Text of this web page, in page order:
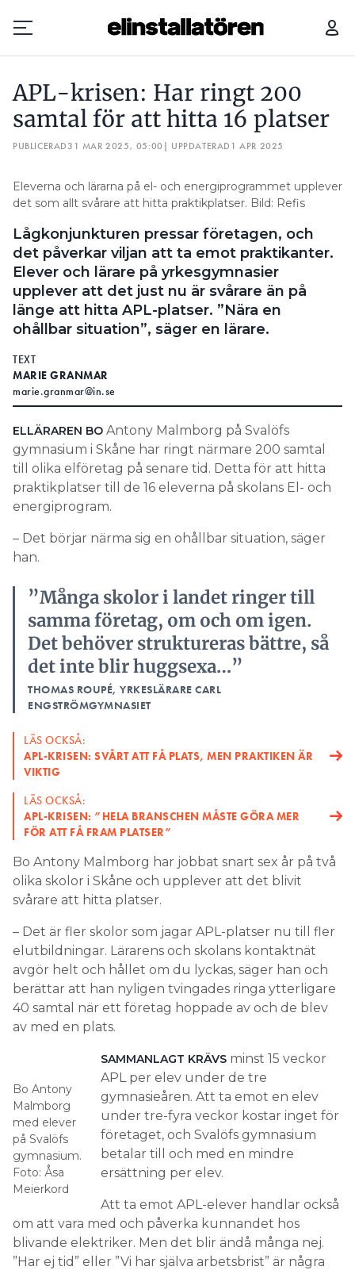
Prenumerera
Hantera prenumeration
Lediga jobb
Annonsera
Läs E-tidningen
Om tidningen
Kontakt
Search for:
SEARCH
APL-krisen: Har ringt 200
samtal för att hitta 16 platser
PUBLICERAD31 MAR 2025, 05:00 | UPPDATERAD 1 APR 2025
Eleverna och lärarna på el- och energiprogrammet upplever
det som allt svårare att hitta praktikplatser. Bild: Refis
Lågkonjunkturen pressar företagen, och
det påverkar viljan att ta emot praktikanter.
Elever och lärare på yrkesgymnasier
upplever att det just nu är svårare än på
länge att hitta APL-platser. ”Nära en
ohållbar situation”, säger en lärare.
TEXT
MARIE GRANMAR
marie.granmar@in.se
ELLÄRAREN BO Antony Malmborg på Svalöfs
gymnasium i Skåne har ringt närmare 200 samtal
till olika elföretag på senare tid. Detta för att hitta
praktikplatser till de 16 eleverna på skolans El- och
energiprogram.
– Det börjar närma sig en ohållbar situation, säger
han.
”Många skolor i landet ringer till
samma företag, om och om igen.
Det behöver struktureras bättre, så
det inte blir huggsexa…”
THOMAS ROUPÉ, YRKESLÄRARE CARL
ENGSTRÖMGYMNASIET
LÄS OCKSÅ:
APL-KRISEN: SVÅRT ATT FÅ PLATS, MEN PRAKTIKEN ÄR
VIKTIG
LÄS OCKSÅ:
APL-KRISEN: ”HELA BRANSCHEN MÅSTE GÖRA MER
FÖR ATT FÅ FRAM PLATSER”
Bo Antony Malmborg har jobbat snart sex år på två
olika skolor i Skåne och upplever att det blivit
svårare att hitta platser.
– Det är fler skolor som jagar APL-platser nu till fler
elutbildningar. Lärarens och skolans kontaktnät
avgör helt och hållet om du lyckas, säger han och
berättar att han nyligen tvingades ringa ytterligare
40 samtal när ett företag hoppade av och de blev
av med en plats.
Bo Antony
Malmborg
med elever
på Svalöfs
gymnasium.
Foto: Åsa
Meierkord
SAMMANLAGT KRÄVS minst 15 veckor
APL per elev under de tre
gymnasieåren. Att ta emot en elev
under tre-fyra veckor kostar inget för
företaget, och Svalöfs gymnasium
betalar till och med en mindre
ersättning per elev.
Att ta emot APL-elever handlar också
om att vara med och påverka kunnandet hos
blivande elektriker. Men det blir ändå många nej.
”Har ej tid” eller ”Vi har själva arbetsbrist” är några